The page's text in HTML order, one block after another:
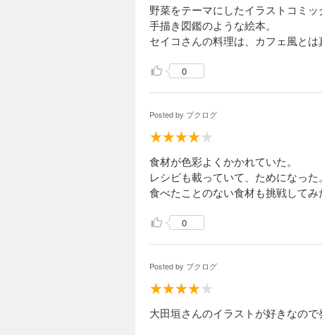
野菜をテーマにしたイラストコミッ
手描き図鑑のような絵本。
セイコさんの料理は、カフェ風とは
0
Posted by ブクログ
食材が色彩よくかかれていた。
レシピも載っていて、ためになった。
食べたことのない食材も挑戦してみ
0
Posted by ブクログ
大田垣さんのイラストが好きなの